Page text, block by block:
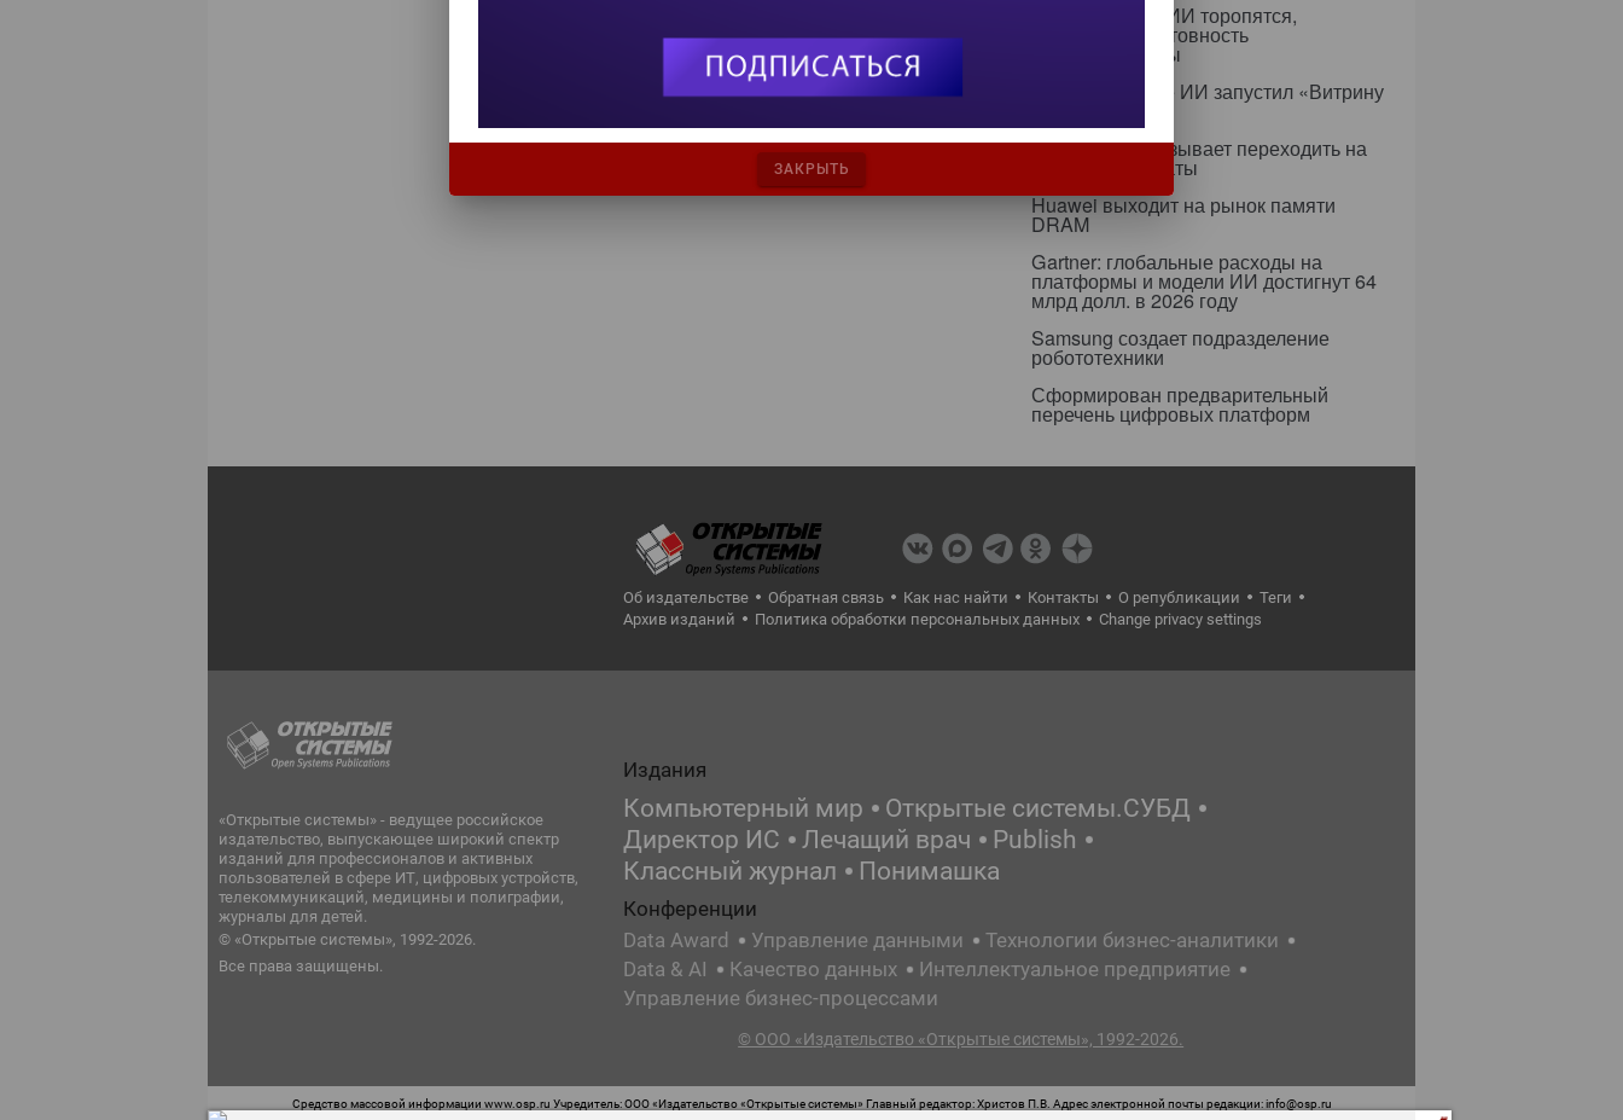
С внедрением ИИ торопятся,
игнорируя неготовность
инфраструктуры
Альянс в сфере ИИ запустил «Витрину
Минцифры призывает переходить на
свои сертификаты
Huawei выходит на рынок памяти
DRAM
Gartner: глобальные расходы на
платформы и модели ИИ достигнут 64
млрд долл. в 2026 году
Samsung создает подразделение
робототехники
Сформирован предварительный
перечень цифровых платформ
Об издательстве Обратная связь Как нас найти Контакты О републикации
Теги
Архив изданий
Политика обработки персональных данных Change privacy settings
«Открытые системы» - ведущее российское
издательство, выпускающее широкий спектр
изданий для профессионалов и активных
пользователей в сфере ИТ, цифровых устройств,
телекоммуникаций, медицины и полиграфии,
журналы для детей.
© «Открытые системы», 1992-2026.
Все права защищены.
Издания
Компьютерный мир
Открытые системы.СУБД
Директор ИС
Лечащий врач
Publish
Классный журнал
Понимашка
Конференции
Data Award
Управление данными
Технологии бизнес-аналитики
Data & AI
Качество данных
Интеллектуальное предприятие
Управление бизнес-процессами
© ООО «Издательство «Открытые системы», 1992-2026.
Средство массовой информации www.osp.ru Учредитель: ООО «Издательство «Открытые системы» Главный редактор: Христов П.В. Адрес электронной почты редакции: info@osp.ru
ЗАКРЫТЬ